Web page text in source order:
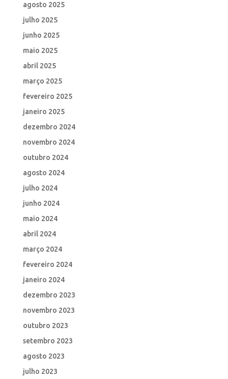
agosto 2025
julho 2025
junho 2025
maio 2025
abril 2025
março 2025
fevereiro 2025
janeiro 2025
dezembro 2024
novembro 2024
outubro 2024
agosto 2024
julho 2024
junho 2024
maio 2024
abril 2024
março 2024
fevereiro 2024
janeiro 2024
dezembro 2023
novembro 2023
outubro 2023
setembro 2023
agosto 2023
julho 2023